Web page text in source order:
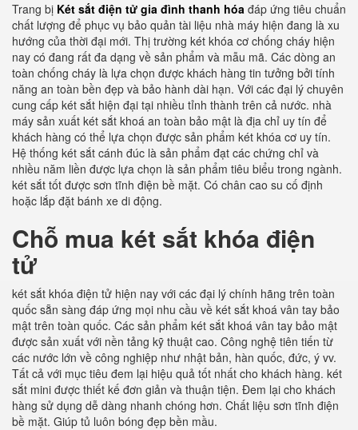
Trang bị Két sắt điện tử gia đình thanh hóa đáp ứng tiêu chuẩn
chất lượng để phục vụ bảo quản tài liệu nhà máy hiện đang là xu
hướng của thời đại mới. Thị trường két khóa cơ chống cháy hiện
nay có đang rất đa dạng về sản phẩm và mẫu mã. Các dòng an
toàn chống cháy là lựa chọn được khách hàng tin tưởng bởi tính
năng an toàn bền đẹp và bảo hành dài hạn. Với các đại lý chuyên
cung cấp két sắt hiện đại tại nhiều tỉnh thành trên cả nước. nhà
máy sản xuất két sắt khoá an toàn bảo mật là địa chỉ uy tín để
khách hàng có thể lựa chọn được sản phẩm két khóa cơ uy tín.
Hệ thống két sắt cánh đúc là sản phẩm đạt các chứng chỉ và
nhiều năm liền được lựa chọn là sản phẩm tiêu biểu trong ngành.
két sắt tốt được sơn tĩnh điện bề mặt. Có chân cao su cố định
hoặc lắp đặt bánh xe di động.
Chỗ mua két sắt khóa điện
tử
két sắt khóa điện tử hiện nay với các đại lý chính hãng trên toàn
quốc sẵn sàng đáp ứng mọi nhu cầu về két sắt khoá vân tay bảo
mật trên toàn quốc. Các sản phẩm két sắt khoá vân tay bảo mật
được sản xuất với nền tảng kỹ thuật cao. Công nghệ tiên tiến từ
các nước lớn về công nghiệp như nhật bản, hàn quốc, đức, ý vv.
Tất cả với mục tiêu đem lại hiệu quả tốt nhất cho khách hàng. két
sắt mini được thiết kế đơn giản và thuận tiện. Đem lại cho khách
hàng sử dụng dễ dàng nhanh chóng hơn. Chất liệu sơn tĩnh điện
bề mặt. Giúp tủ luôn bóng đẹp bền mầu.